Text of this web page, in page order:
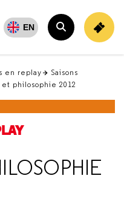
EN
Rechercher
en replay
Saisons
philosophie 2012